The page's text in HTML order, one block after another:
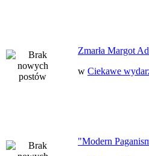
Zmarła Margot
w Ciekawe
"Modern